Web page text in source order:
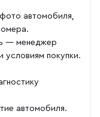
автомобиля,
— менеджер
условиям покупки.
автомобиля.